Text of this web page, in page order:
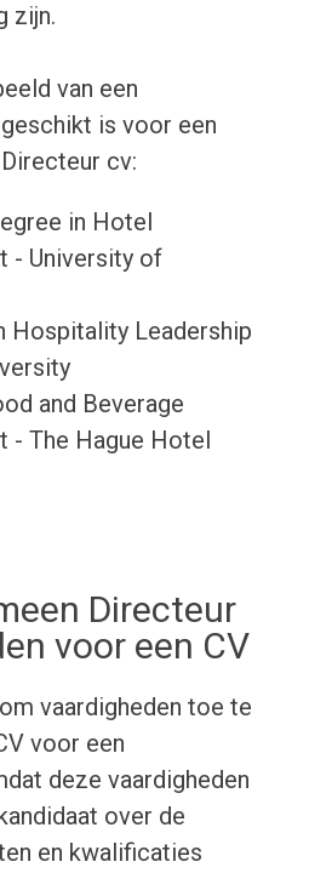
zijn.
van een
is voor een
cv:
in Hotel
- University of
Hospitality Leadership
and Beverage
- The Hague Hotel
Directeur
voor een CV
vaardigheden toe te
voor een
deze vaardigheden
over de
en kwalificaties